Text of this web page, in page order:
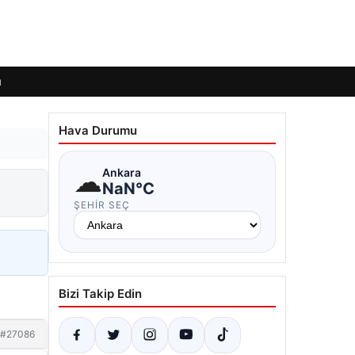
#27086
Hava Durumu
☁Ankara
NaN°C
ŞEHIR SEÇ
Bizi Takip Edin